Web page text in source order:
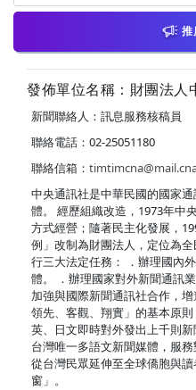
推
發佈單位名稱：財團法人
新聞聯絡人：訊息服務核稿員
聯絡電話：02-25051180
聯絡信箱：
中央通訊社是中華民國的國家
體。 經歷組織改造，1973年中
方式經營；隨著民主化發展，
例」改制為財團法人，定位為
行三大法定任務： ．辦理國內
體。 ．辦理國家對外新聞通訊
加強與國際新聞通訊社合作，增
領先、客觀、翔實」的基本原則
英、日文即時對外發出上千則
台灣唯一多語文新聞媒體，服
從台灣民眾延伸至全球僑胞與
窗」。